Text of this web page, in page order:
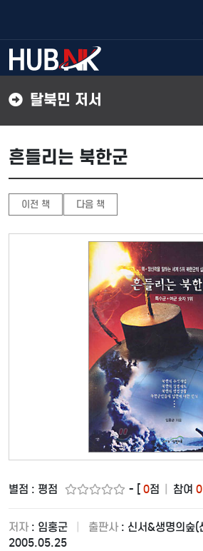
탈북민 저서
흔들리는 북한군
이전 책 다음 책
별점 : 평점 - [ 0점 참여 0
저자: 임홍군 출판사: 신서&생명의숲(
2005.05.25